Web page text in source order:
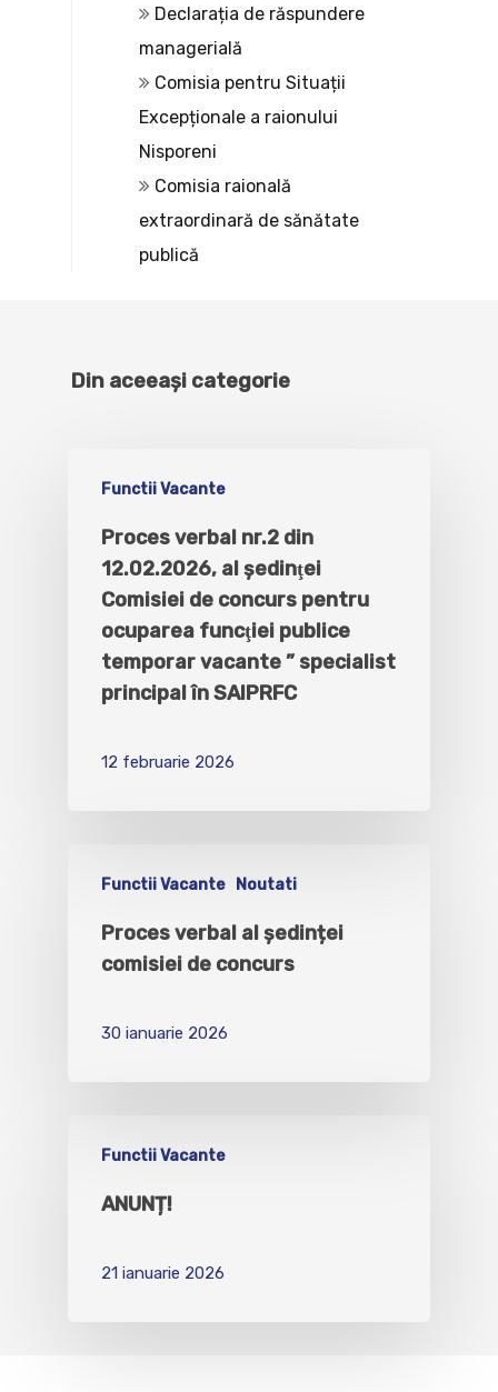
Declarația de răspundere
managerială
Comisia pentru Situații
Excepționale a raionului
Nisporeni
Comisia raională
extraordinară de sănătate
publică
Din aceeași categorie
Functii Vacante
Proces verbal nr.2 din
12.02.2026, al şedinţei
Comisiei de concurs pentru
ocuparea funcţiei publice
temporar vacante ” specialist
principal în SAIPRFC
12 februarie 2026
Functii Vacante Noutati
Proces verbal al ședinței
comisiei de concurs
30 ianuarie 2026
Functii Vacante
ANUNȚ!
21 ianuarie 2026